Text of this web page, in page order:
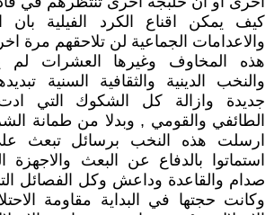
كيف يمكن اقناع الكرد الفيلية بان
والاعدامات الجماعية لن تلاحقهم مرة
هذه المخاوف وغيرها العشرات لم
والنخب الدينية والثقافية السنية
جديدة وازالة كل الشكوك التي
الطائفي والقومي , وبدلا من طمانة
ارسلت هذه النخب برسائل تبعث
استماتوا بالدفاع عن البعث والاجهزة
صدام والقاعدة وداعش وكل الفصائل
وكانت حجتها في البداية مقاومة